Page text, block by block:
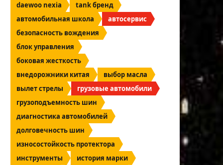
daewoo nexia
tank бренд
автомобильная школа
автосервис
безопасность вождения
блок управления
боковая жесткость
внедорожники китая
выбор масла
вылет стрелы
грузовые автомобили
грузоподъемность шин
диагностика автомобилей
долговечность шин
износостойкость протектора
инструменты
история марки